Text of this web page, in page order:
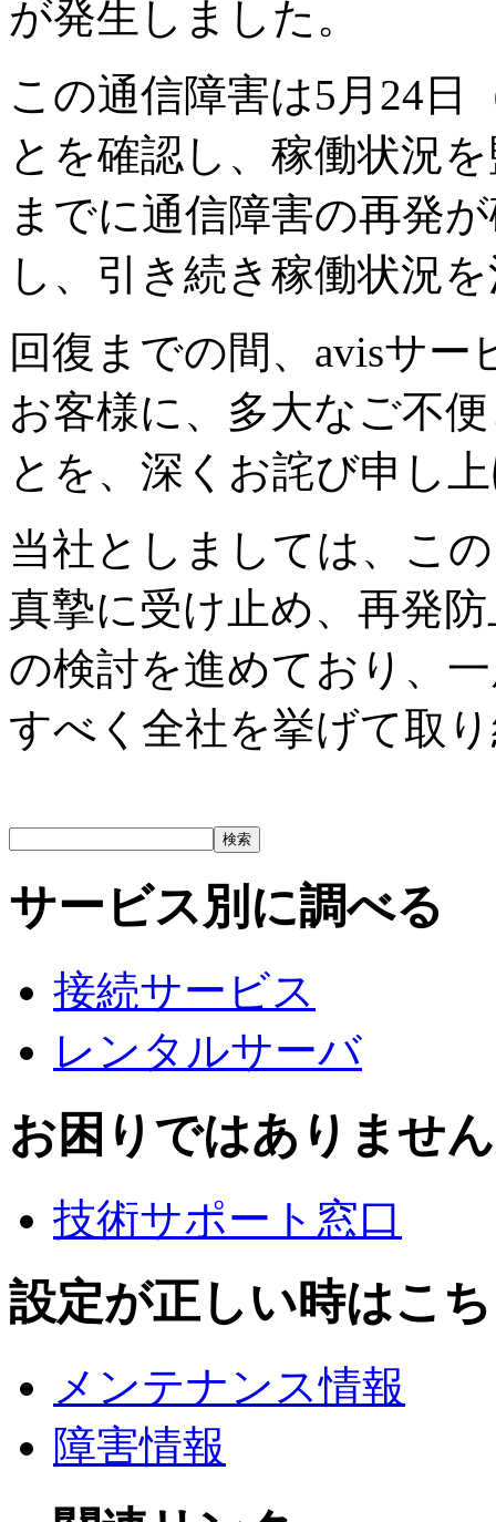
が発生しました。
この通信障害は5月24日
とを確認し、稼働状況
までに通信障害の再発
し、引き続き稼働状況
回復までの間、avisサ
お客様に、多大なご不
とを、深くお詫び申し
当社としましては、こ
真摯に受け止め、再発
の検討を進めており、
すべく全社を挙げて取
サービス別に調べる
接続サービス
レンタルサーバ
お困りではありませ
技術サポート窓口
設定が正しい時はこ
メンテナンス情報
障害情報